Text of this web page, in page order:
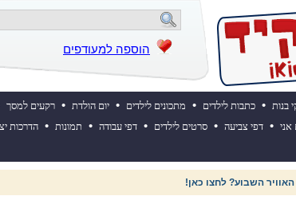
הוספה למעודפים
בנות • כתבות לילדים • מתכונים לילדים • יום הולדת • רקעים למסך
• דפי צביעה • סרטים לילדים • דפי עבודה • תמונות • הדרכות
השבוע? לחצו כאן!